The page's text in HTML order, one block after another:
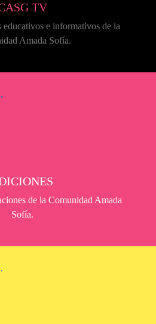
TV
e informativos de la
Amada Sofía.
de la Comunidad Amada
Sofía.